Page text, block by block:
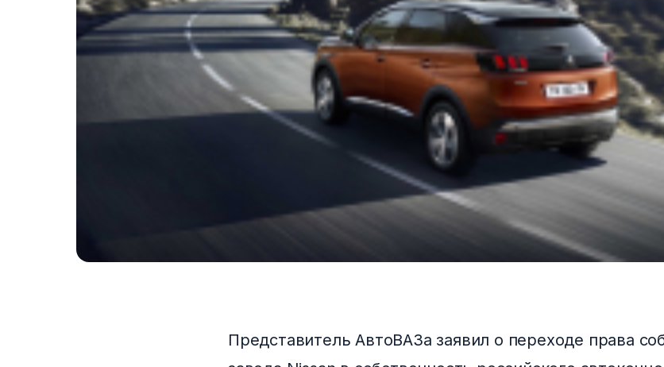
Представитель АвтоВАЗа заявил о переходе права